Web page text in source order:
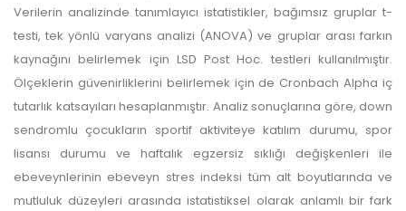
Verilerin analizinde tanımlayıcı istatistikler, bağımsız gruplar t-
testi, tek yönlü varyans analizi (ANOVA) ve gruplar arası farkın
kaynağını belirlemek için LSD Post Hoc. testleri kullanılmıştır.
Ölçeklerin güvenirliklerini belirlemek için de Cronbach Alpha iç
tutarlık katsayıları hesaplanmıştır. Analiz sonuçlarına göre, down
sendromlu çocukların sportif aktiviteye katılım durumu, spor
lisansı durumu ve haftalık egzersiz sıklığı değişkenleri ile
ebeveynlerinin ebeveyn stres indeksi tüm alt boyutlarında ve
mutluluk düzeyleri arasında istatistiksel olarak anlamlı bir fark